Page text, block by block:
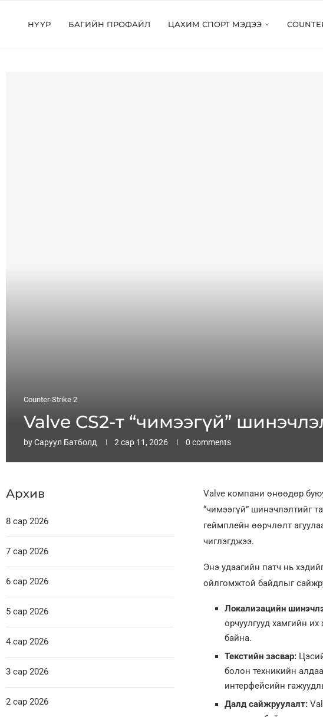
НҮҮР БАГИЙН ПРОФАЙЛ ЦАХИМ СПОРТ МЭДЭЭ
Counter-Strike 2
Valve CS2-т “чимээгүй”
byСаруул Батболд 2 сар 11, 2026 0 comments
Valve компани өнөөдөр
“чимээгүй” шинэчлэлтийг
геймплейн өөрчлөлт
чиглэгджээ.
Энэ удаагийн патч нь
ойлгомжтой байдлыг
Локализацийн
орчуулгууд хамгийн
байна.
Текстийн засвар:
болон техникийн
интерфейсийн
Далд сайжруулалт:
Архив
8 сар 2026
7 сар 2026
6 сар 2026
5 сар 2026
4 сар 2026
3 сар 2026
2 сар 2026